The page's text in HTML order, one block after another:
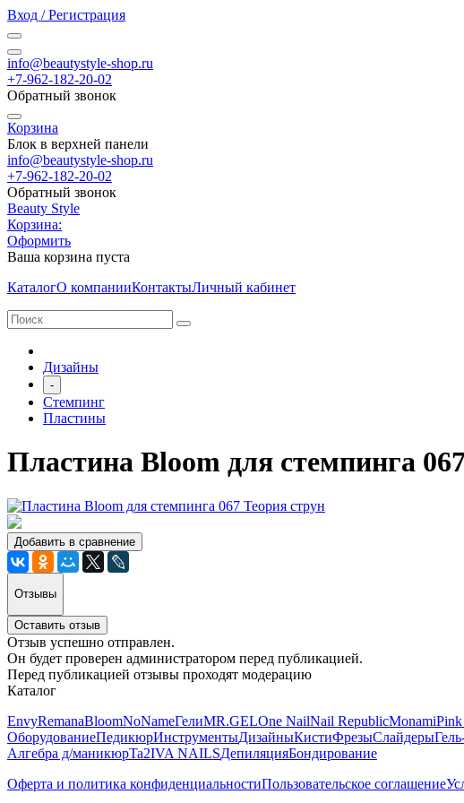
Вход / Регистрация
info@beautystyle-shop.ru
+7-962-182-20-02
Обратный звонок
Корзина
Блок в верхней панели
info@beautystyle-shop.ru
+7-962-182-20-02
Обратный звонок
Beauty Style
Корзина:
Оформить
Ваша корзина пуста
КаталогО компанииКонтактыЛичный кабинет
Дизайны
-
Стемпинг
Пластины
Пластина Bloom для стемпинга
Добавить в сравнение
Отзывы
Оставить отзыв
Отзыв успешно отправлен.
Он будет проверен администратором перед публикацией.
Перед публикацией отзывы проходят модерацию
Каталог
EnvyRemanaBloomNoNameГелиMR.GELOne NailNail RepublicMonami
ОборудованиеПедикюрИнструментыДизайныКистиФрезыСлайдеры
Алгебра д/маникюрTa2IVA NAILSДепиляцияБондирование
Оферта и политика конфиденциальностиПользовательское соглашение